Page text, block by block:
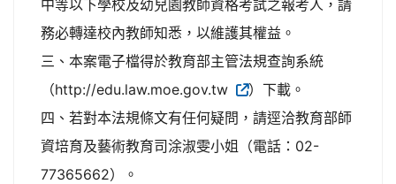
中等以下學校及幼兒園教師資格考試之報考人，請
務必轉達校內教師知悉，以維護其權益。
三、本案電子檔得於教育部主管法規查詢系統
（http://edu.law.moe.gov.tw
）下載。
四、若對本法規條文有任何疑問，請逕洽教育部師
資培育及藝術教育司涂淑雯小姐（電話：02-
77365662）。